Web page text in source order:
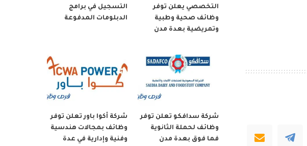
التخصصي يعلن توفر
وظائف صحية وطبية
وتمريضية بعدة مدن
التسجيل في برامج
الدبلومات المدفوعة
شركة سدافكو تعلن توفر
وظائف لحملة الثانوية
فما فوق بعدة مدن
شركة أكوا باور تعلن توفر
وظائف بمجالات هندسية
وفنية وإدارية في عدة